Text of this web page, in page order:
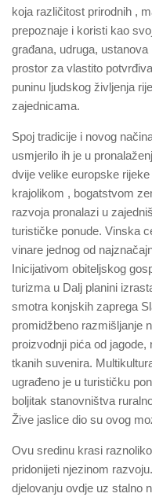
koja različitost prirodnih ,
prepoznaje i koristi kao
građana, udruga,
prostor za vlastito
puninu ljudskog življenja
zajednicama.
Spoj tradicije i novog
usmjerilo ih je u
dvije velike europske
krajolikom , bogatstvom
razvoja pronalazi u
turističke ponude. Vinska
vinare jednog od
Inicijativom obiteljskog
turizma u Dalj planini
smotra konjskih zaprega
promidžbeno razmišljanje
proizvodnji pića od
tkanih suvenira.
ugrađeno je u turističku
boljitak stanovništva
Žive jaslice dio su ovog
Ovu sredinu krasi
pridonijeti njezinom
djelovanju ovdje uz stalno